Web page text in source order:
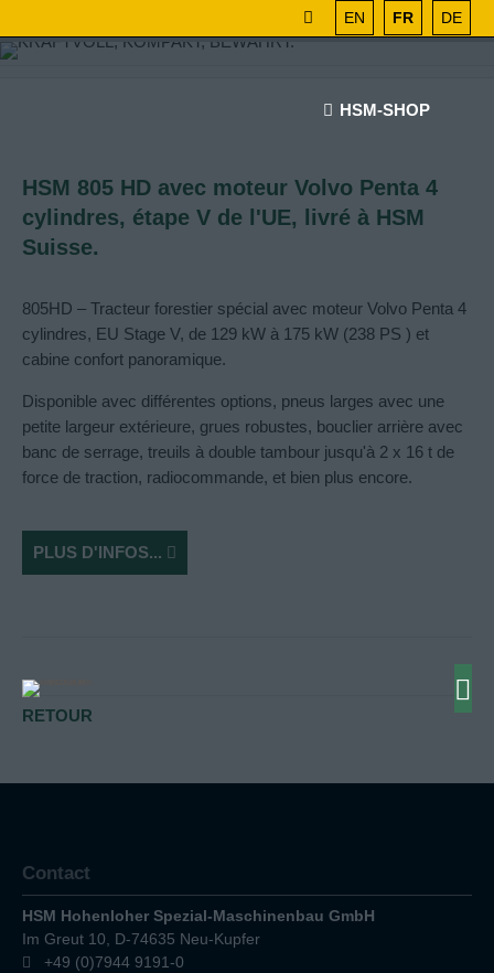
EN FR DE
HSM-SHOP
HSM 805 HD avec moteur Volvo Penta 4
cylindres, étape V de l'UE, livré à HSM
Suisse.
805HD – Tracteur forestier spécial avec moteur Volvo Penta 4
cylindres, EU Stage V, de 129 kW à 175 kW (238 PS ) et
cabine confort panoramique.
Disponible avec différentes options, pneus larges avec une
petite largeur extérieure, grues robustes, bouclier arrière avec
banc de serrage, treuils à double tambour jusqu'à 2 x 16 t de
force de traction, radiocommande, et bien plus encore.
PLUS D'INFOS...
RETOUR
Contact
HSM Hohenloher Spezial-Maschinenbau GmbH
Im Greut 10, D-74635 Neu-Kupfer
+49 (0)7944 9191-0